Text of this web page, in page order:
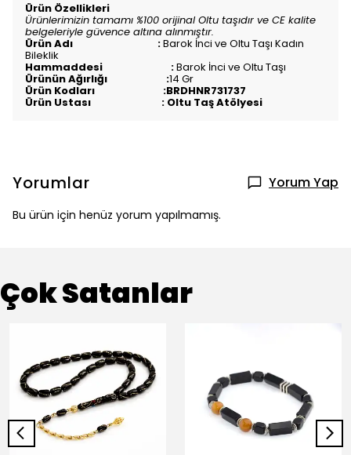
Ürün Özellikleri
Ürünlerimizin tamamı %100 orijinal Oltu taşıdır ve CE kalite
belgeleriyle güvence altına alınmıştır.
Ürün Adı :Barok İnci ve Oltu Taşı Kadın
Bileklik
Hammaddesi :Barok İnci ve Oltu Taşı
Ürünün Ağırlığı :14 Gr
Ürün Kodları :BRDHNR731737
Ürün Ustası : Oltu Taş Atölyesi
Yorumlar Yorum Yap
Bu ürün için henüz yorum yapılmamış.
Çok Satanlar